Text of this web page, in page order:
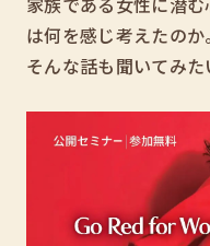
は何を感じ考えたのか。
そんな話も聞いてみた